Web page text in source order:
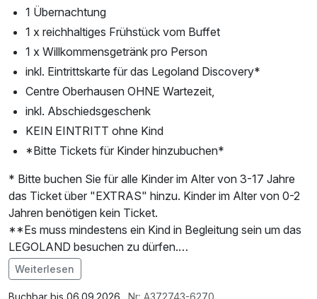
1 Übernachtung
1 x reichhaltiges Frühstück vom Buffet
1 x Willkommensgetränk pro Person
inkl. Eintrittskarte für das Legoland Discovery*
Centre Oberhausen OHNE Wartezeit,
inkl. Abschiedsgeschenk
KEIN EINTRITT ohne Kind
*Bitte Tickets für Kinder hinzubuchen*
* Bitte buchen Sie für alle Kinder im Alter von 3-17 Jahre
das Ticket über "EXTRAS" hinzu. Kinder im Alter von 0-2
Jahren benötigen kein Ticket.
**Es muss mindestens ein Kind in Begleitung sein um das
LEGOLAND besuchen zu dürfen.
Herzlich willkommen im Hotel Stay in Essen!
Im Angebot enthalten
Weiterlesen
Buchbar bis 06.09.2026. Nr: A372743-6270